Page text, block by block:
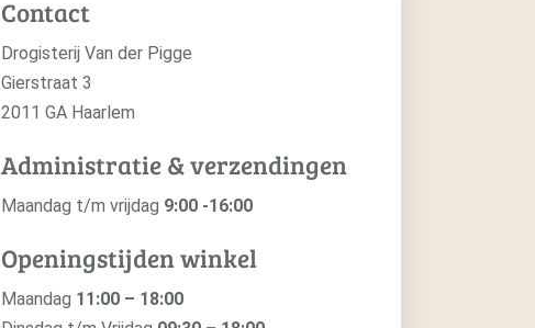
Contact
Drogisterij Van der Pigge
Gierstraat 3
2011 GA Haarlem
Administratie & verzendingen
Maandag t/m vrijdag 9:00 -16:00
Openingstijden winkel
Maandag 11:00 – 18:00